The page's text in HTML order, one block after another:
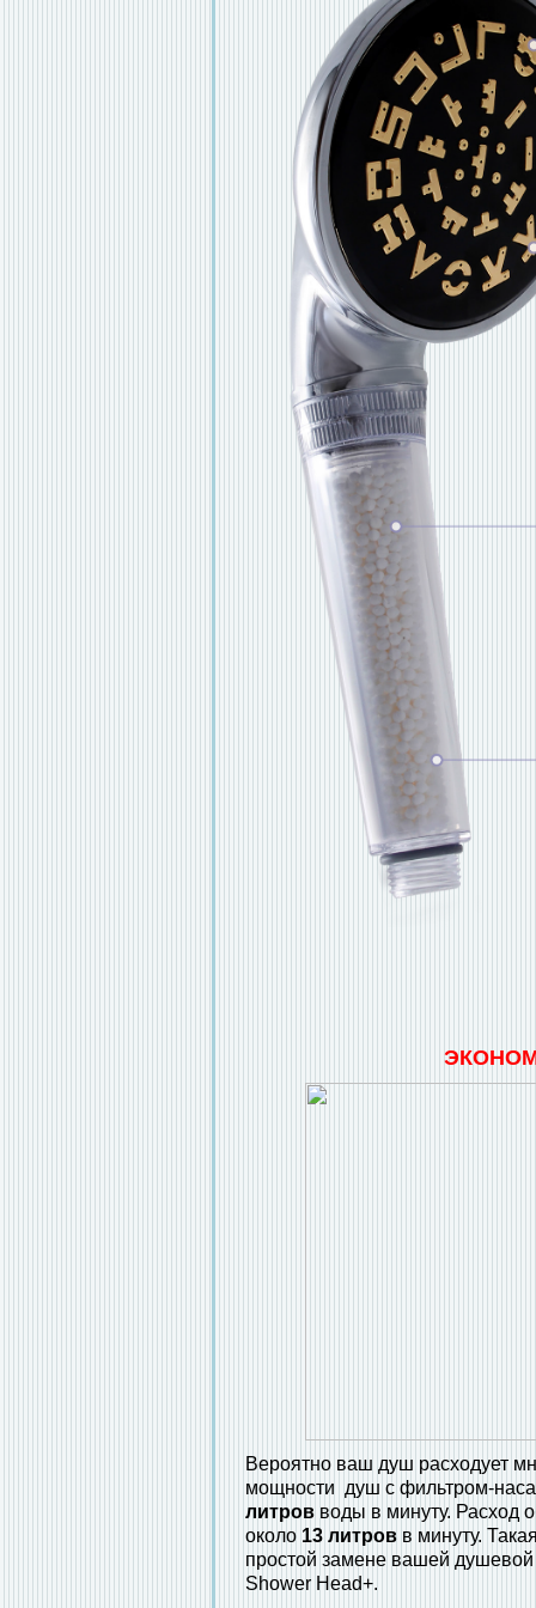
Вероятно ваш душ расходует
мощности душ с фильтром-
литров воды в минуту. Расход
около 13 литров в минуту.
простой замене вашей
Shower Head+.